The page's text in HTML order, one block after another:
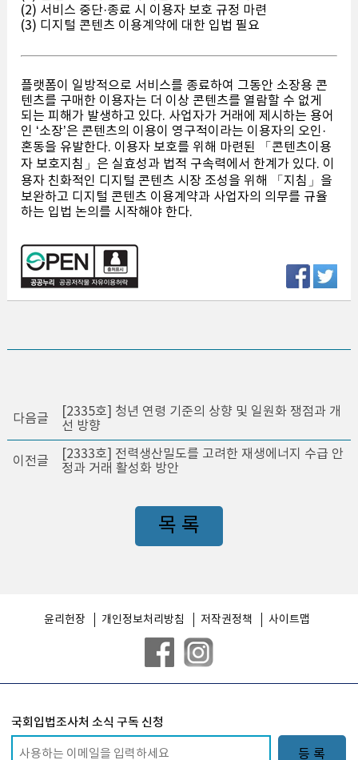
(2) 서비스 중단·종료 시 이용자 보호 규정 마련
(3) 디지털 콘텐츠 이용계약에 대한 입법 필요
플랫폼이 일방적으로 서비스를 종료하여 그동안 소장용 콘
텐츠를 구매한 이용자는 더 이상 콘텐츠를 열람할 수 없게
되는 피해가 발생하고 있다. 사업자가 거래에 제시하는 용어
인 ‘소장’은 콘텐츠의 이용이 영구적이라는 이용자의 오인·
혼동을 유발한다. 이용자 보호를 위해 마련된 「콘텐츠이용
자 보호지침」은 실효성과 법적 구속력에서 한계가 있다. 이
용자 친화적인 디지털 콘텐츠 시장 조성을 위해 「지침」을
보완하고 디지털 콘텐츠 이용계약과 사업자의 의무를 규율
하는 입법 논의를 시작해야 한다.
다음글
[2335호] 청년 연령 기준의 상향 및 일원화 쟁점과 개
선 방향
이전글
[2333호] 전력생산밀도를 고려한 재생에너지 수급 안
정과 거래 활성화 방안
목 록
윤리헌장 개인정보처리방침 저작권정책 사이트맵
국회입법조사처 소식 구독 신청
등 록